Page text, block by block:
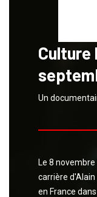
Culture
Un
Le 8
carrière d'Alain
en France